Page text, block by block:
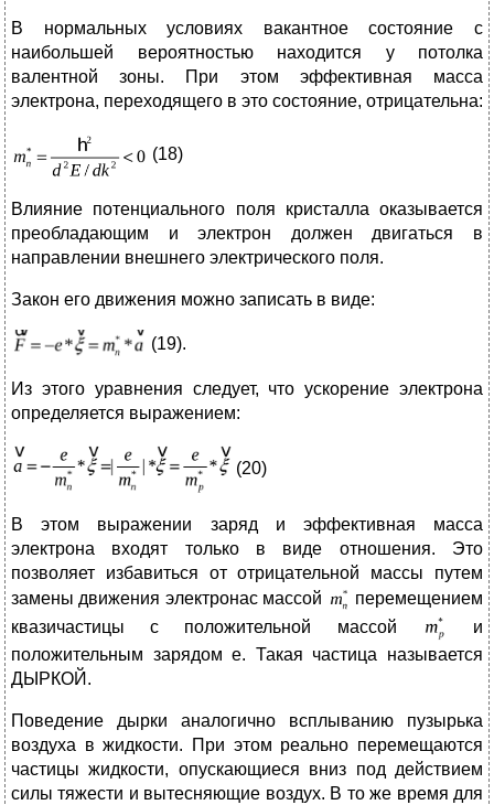
В нормальных условиях вакантное состояние с
наибольшей вероятностью находится у потолка
валентной зоны. При этом эффективная масса
электрона, переходящего в это состояние, отрицательна:
(18)
Влияние потенциального поля кристалла оказывается
преобладающим и электрон должен двигаться в
направлении внешнего электрического поля.
Закон его движения можно записать в виде:
(19).
Из этого уравнения следует, что ускорение электрона
определяется выражением:
(20)
В этом выражении заряд и эффективная масса
электрона входят только в виде отношения. Это
позволяет избавиться от отрицательной массы путем
замены движения электронас массой
перемещением
квазичастицы с положительной массой
и
положительным зарядом e. Такая частица называется
ДЫРКОЙ.
Поведение дырки аналогично всплыванию пузырька
воздуха в жидкости. При этом реально перемещаются
частицы жидкости, опускающиеся вниз под действием
силы тяжести и вытесняющие воздух. В то же время для